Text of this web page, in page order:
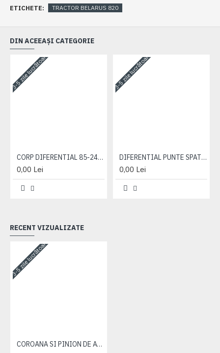
ETICHETE: TRACTOR BELARUS 820
DIN ACEEAȘI CATEGORIE
3-5 zile lucrătoare
CORP DIFERENTIAL 85-2403015
0,00 Lei
3-5 zile lucrătoare
DIFERENTIAL PUNTE SPATE 85-2403020
0,00 Lei
RECENT VIZUALIZATE
3-5 zile lucrătoare
COROANA SI PINION DE ATAC 50-2403014